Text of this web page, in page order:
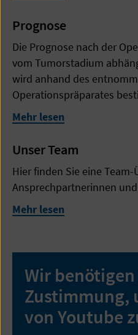
Prognose
Die Prognose nach der
vom Tumorstadium
wird anhand des
Operationspräparates
Mehr lesen
Unser Team
Hier finden Sie eine
Ansprechpartnerinnen
Mehr lesen
Wir
Zustimmung,
von Youtube